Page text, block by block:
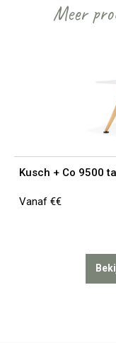
Meer
Kusch + Co 9500
Vanaf €€